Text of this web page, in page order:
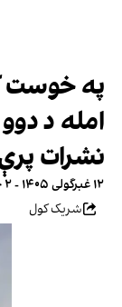
په خوست
امله د
نشرات
۱۲ غبرگولی ۱۴۰۵ - ۲ جون ۲۰۲۶، ۱۷:۰۶ GMT+۱
شریک کول